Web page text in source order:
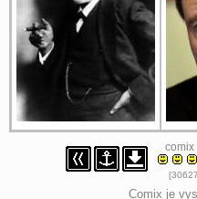
Comix je